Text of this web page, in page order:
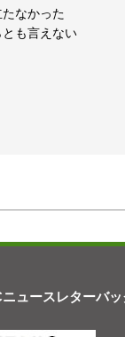
なかった
とも言えない
ュースレターバ